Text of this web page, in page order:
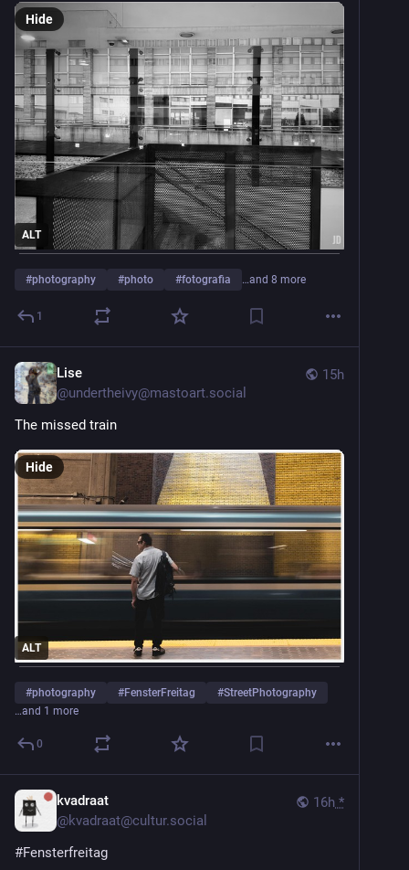
ALT
Hide
#photography #photo #fotografia …and 8 more
1
15h
Lise
@undertheivy@mastoart.social
The missed train
ALT
Hide
#photography #FensterFreitag #StreetPhotography
…and 1 more
0
16h *
kvadraat
@kvadraat@cultur.social
#Fensterfreitag